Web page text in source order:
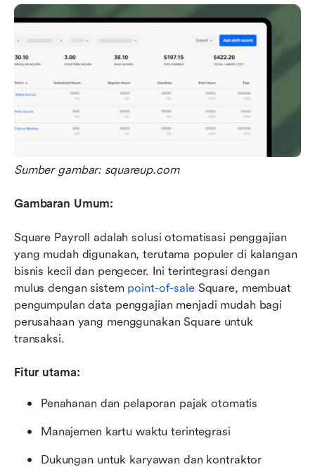
Sumber gambar: squareup.com
Gambaran Umum:
Square Payroll adalah solusi otomatisasi penggajian
yang mudah digunakan, terutama populer di kalangan
bisnis kecil dan pengecer. Ini terintegrasi dengan
mulus dengan sistem point-of-sale Square, membuat
pengumpulan data penggajian menjadi mudah bagi
perusahaan yang menggunakan Square untuk
transaksi.
Fitur utama:
Penahanan dan pelaporan pajak otomatis
Manajemen kartu waktu terintegrasi
Dukungan untuk karyawan dan kontraktor